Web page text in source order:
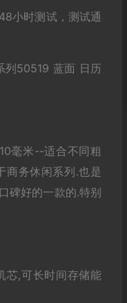
小时测试，测试通
列50519 蓝面 日历
毫米--适合不同粗
商务休闲系列.也是
碑好的一款的.特别
芯,可长时间存储能